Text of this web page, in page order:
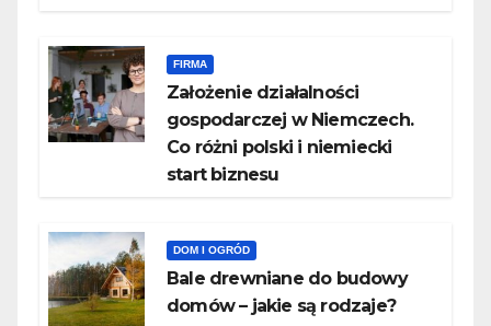
FIRMA
Założenie działalności
gospodarczej w Niemczech.
Co różni polski i niemiecki
start biznesu
DOM I OGRÓD
Bale drewniane do budowy
domów – jakie są rodzaje?